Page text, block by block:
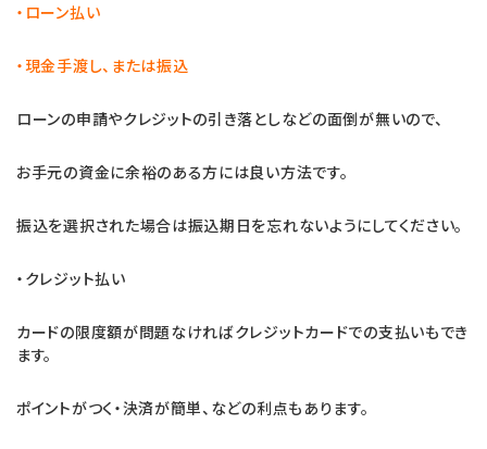
・ローン払い
・現金手渡し、または振込
ローンの申請やクレジットの引き落としなどの面倒が無いので、
お手元の資金に余裕のある方には良い方法です。
振込を選択された場合は振込期日を忘れないようにしてください。
・クレジット払い
カードの限度額が問題なければクレジットカードでの支払いもでき
ます。
ポイントがつく・決済が簡単、などの利点もあります。